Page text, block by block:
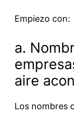
Empiezo con:
a.
aire
Los nombres